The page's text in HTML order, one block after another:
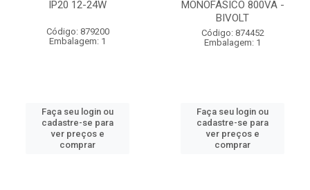
IP20 12-24W
Código: 879200
Embalagem: 1
Faça seu login ou
cadastre-se para
ver preços e
comprar
MONOFÁSICO 800VA -
BIVOLT
Código: 874452
Embalagem: 1
Faça seu login ou
cadastre-se para
ver preços e
comprar